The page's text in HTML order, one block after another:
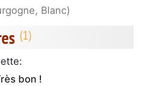
Blanc)
bon !